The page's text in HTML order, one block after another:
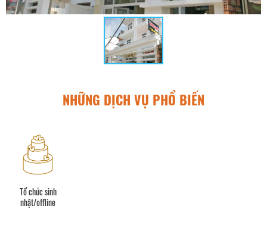
NHỮNG DỊCH VỤ PHỔ BIẾN
Tổ chức sinh
nhật/offline